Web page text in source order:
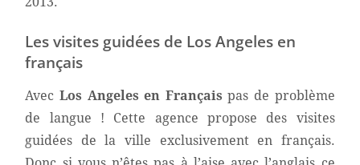
Les visites guidées de Los Angeles en
français
Avec Los Angeles en Françaispas de problème
de langue ! Cette agence propose des visites
guidées de la ville exclusivement en français.